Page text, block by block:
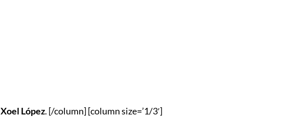
Xoel López. [/column] [column size=’1/3′]